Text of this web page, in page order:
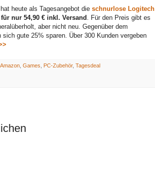
heute als Tagesangebot dieschnurlose Logitech
für nur 54,90 € inkl. Versand
. Für den Preis gibt es
aber nicht neu. Gegenüber dem
gute 25% sparen. Über 300 Kunden vergeben
Amazon, Games PC-Zubehör, Tagesdeal